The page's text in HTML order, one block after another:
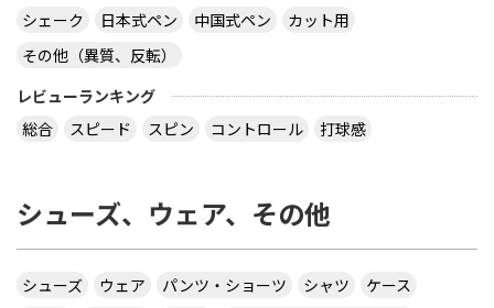
シェーク
日本式ペン 中国式ペン
カット用
その他（異質、反転）
レビューランキング
総合
スピード スピン コントロール 打球感
シューズ、ウェア、その他
シューズ ウェア パンツ・ショーツ シャツ
ケース